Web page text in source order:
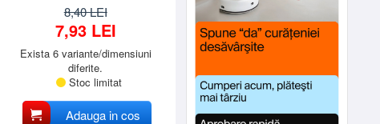
8,40 LEI
7,93 LEI
Exista 6 variante/dimensiuni
diferite.
Stoc limitat
Adauga in cos